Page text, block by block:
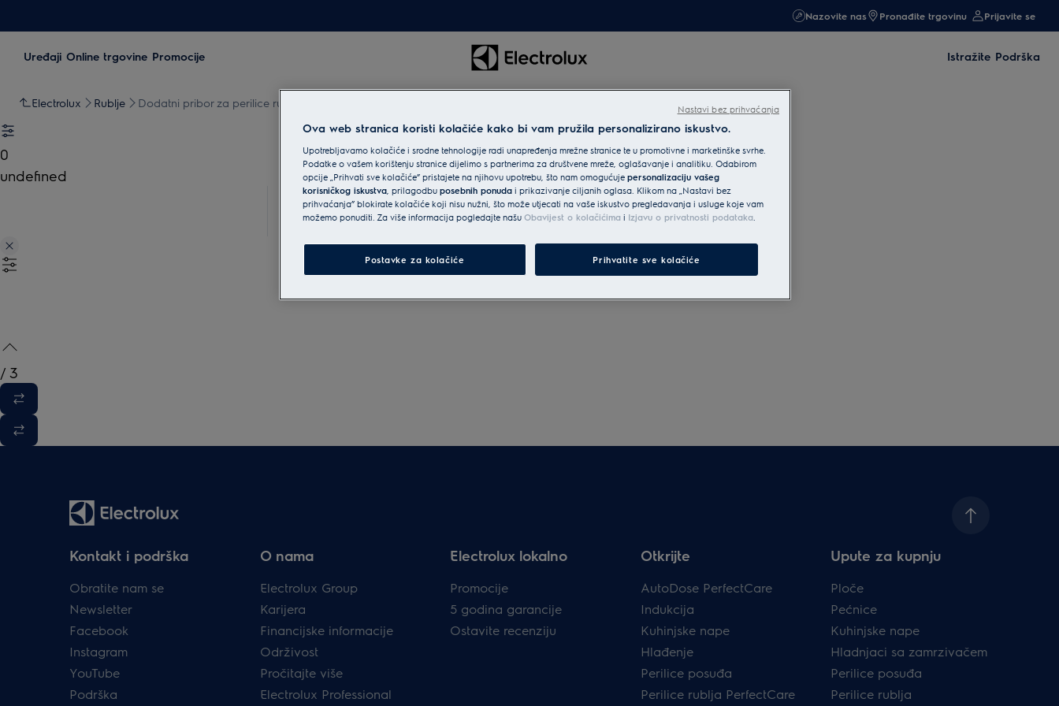
Nazovite nas Pronađite trgovinu Prijavite se
Uređaji Online trgovine Promocije Istražite Podrška
Electrolux Rublje Dodatni pribor za perilice rublja
0
undefined
/ 3
Kontakt i podrška
Obratite nam se
Newsletter
Facebook
Instagram
YouTube
Podrška
O nama
Electrolux Group
Karijera
Financijske informacije
Održivost
Pročitajte više
Electrolux Professional
Electrolux lokalno
Promocije
5 godina garancije
Ostavite recenziju
Otkrijte
AutoDose PerfectCare
Indukcija
Kuhinjske nape
Hlađenje
Perilice posuđa
Perilice rublja PerfectCare
Upute za kupnju
Ploče
Pećnice
Kuhinjske nape
Hladnjaci sa zamrzivačem
Perilice posuđa
Perilice rublja
Ova web stranica koristi kolačiće kako bi vam pružila personalizirano iskustvo.
Upotrebljavamo kolačiće i srodne tehnologije radi unapređenja mrežne stranice te u promotivne i marketinške svrhe.
Podatke o vašem korištenju stranice dijelimo s partnerima za društvene mreže, oglašavanje i analitiku. Odabirom
opcije „Prihvati sve kolačiće” pristajete na njihovu upotrebu, što nam omogućuje personalizaciju vašeg
korisničkog iskustva, prilagodbu posebnih ponuda i prikazivanje ciljanih oglasa. Klikom na „Nastavi bez
prihvaćanja” blokirate kolačiće koji nisu nužni, što može utjecati na vaše iskustvo pregledavanja i usluge koje vam
možemo ponuditi. Za više informacija pogledajte našu Obavijest o kolačićima i Izjavu o privatnosti podataka.
Postavke za kolačiće Prihvatite sve kolačiće
Nastavi bez prihvaćanja